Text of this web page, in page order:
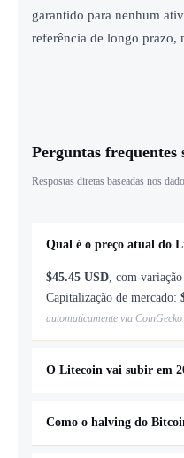
garantido para nenhum
referência de longo prazo,
Perguntas frequentes
Respostas diretas baseadas nos
Qual é o preço atual do
$45.45 USD , com
Capitalização de mercado:
automaticamente via
O Litecoin vai subir em
máximo de$3.96 , com
estimado:+80%sobre o
Como o halving do